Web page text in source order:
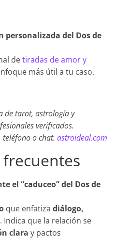
personalizada del Dos de
detiradas de amor y
más útil a tu caso.
de tarot, astrología y
verificados.
teléfono o chat.astroideal.com
el “caduceo” del Dos de
que enfatizadiálogo,
. Indica que la relación se
clara y pactos